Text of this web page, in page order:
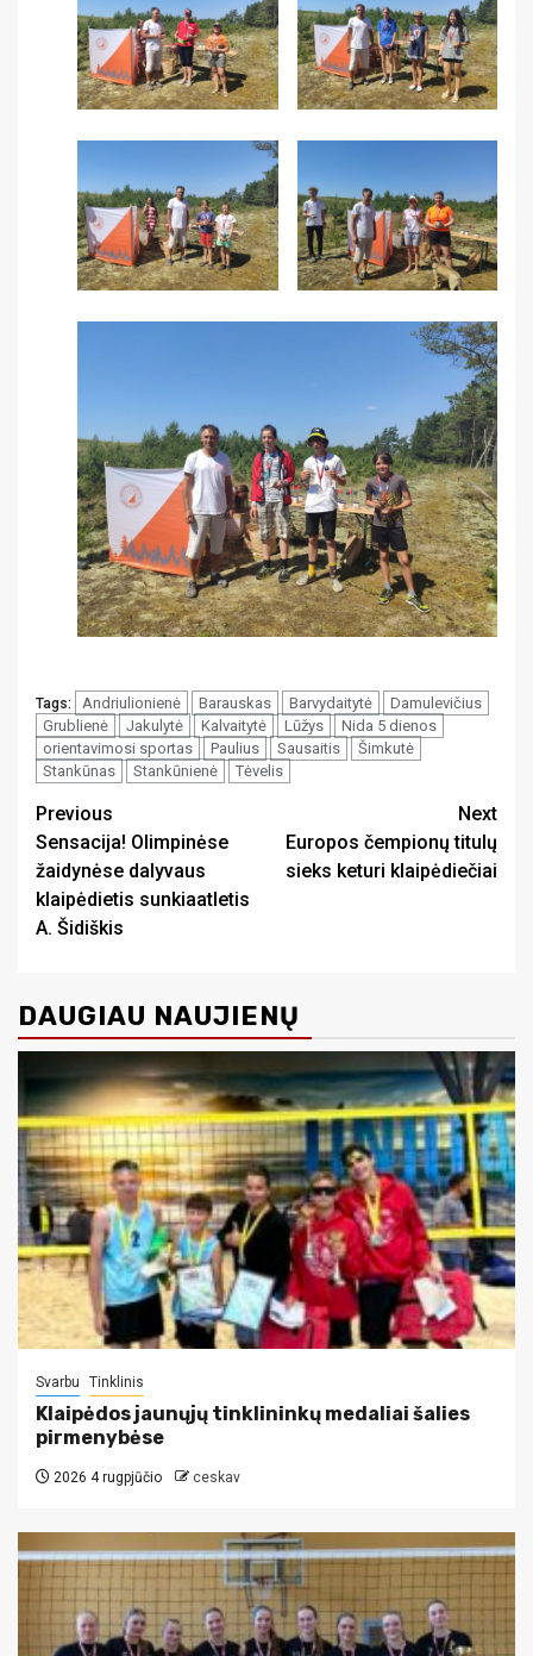
Tags: Andriulionienė Barauskas Barvydaitytė
Damulevičius
Grublienė
Jakulytė Kalvaitytė Lūžys
Nida 5 dienos
orientavimosi sportas
Paulius Sausaitis
Šimkutė
Stankūnas
Stankūnienė Tėvelis
Continue
Reading
Previous
Sensacija! Olimpinėse
žaidynėse dalyvaus
klaipėdietis sunkiaatletis
A. Šidiškis
Next
Europos čempionų titulų
sieks keturi klaipėdiečiai
DAUGIAU NAUJIENŲ
Svarbu Tinklinis
Klaipėdos jaunųjų tinklininkų medaliai šalies
pirmenybėse
2026 4 rugpjūčio ceskav